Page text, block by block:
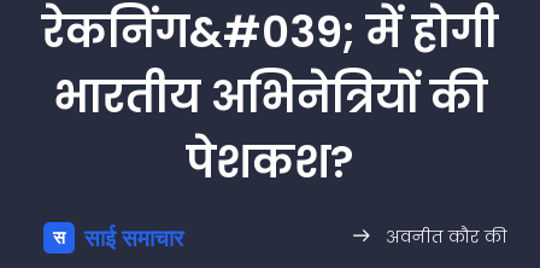
रेकनिंग&#039; में होगी
भारतीय अभिनेत्रियों की
पेशकश?
अवनीत कौर की